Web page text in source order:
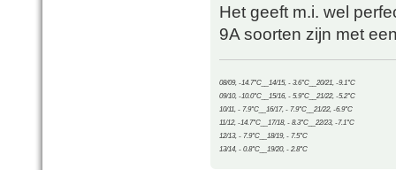
Het geeft m.i. wel
9A soorten zijn met
08/09, -14.7°C__14/15, - 3.6°C__20/21, -9.1°C
09/10, -10.0°C__15/16, - 5.9°C__21/22, -5.2°C
10/11, - 7.9°C__16/17, - 7.9°C__21/22, -6.9°C
11/12, -14.7°C__17/18, - 8.3°C__22/23, -7.1°C
12/13, - 7.9°C__18/19, - 7.5°C
13/14, - 0.8°C__19/20, - 2.8°C